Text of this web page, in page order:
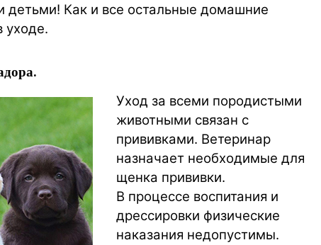
детьми! Как и все остальные домашние
Уход за всеми породистыми
животными связан с
прививками. Ветеринар
назначает необходимые для
щенка прививки.
В процессе воспитания и
дрессировки физические
наказания недопустимы.